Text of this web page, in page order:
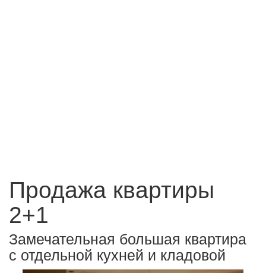
Продажа квартиры
2+1
Замечательная большая квартира
с отдельной кухней и кладовой